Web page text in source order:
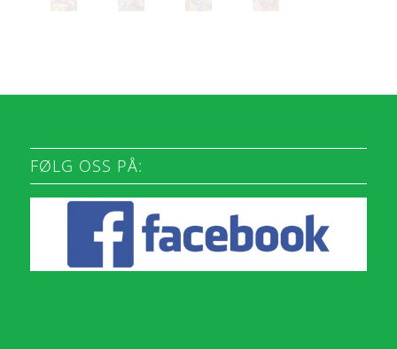
FØLG OSS PÅ: